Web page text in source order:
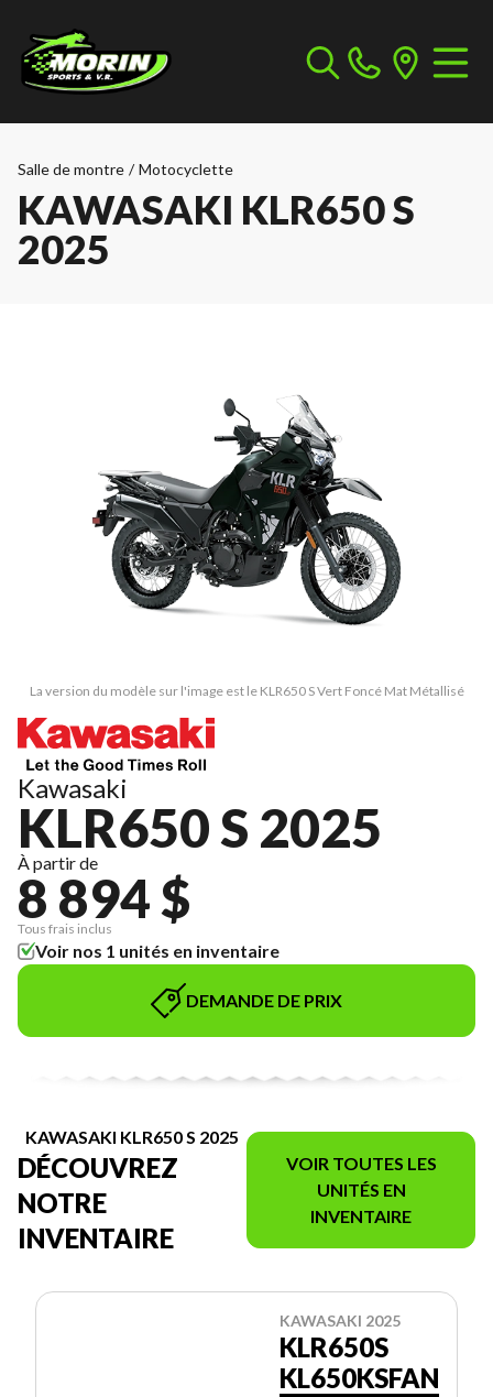
Salle de montre / Motocyclette
KAWASAKI KLR650 S
2025
La version du modèle sur l'image est le KLR650 S Vert Foncé Mat Métallisé
Kawasaki
KLR650 S 2025
À partir de
8 894 $
Tous frais inclus
Voir nos 1 unités en inventaire
DEMANDE DE PRIX
KAWASAKI KLR650 S 2025
DÉCOUVREZ
NOTRE
INVENTAIRE
VOIR TOUTES LES
UNITÉS EN
INVENTAIRE
KAWASAKI 2025
KLR650S
KL650KSFAN